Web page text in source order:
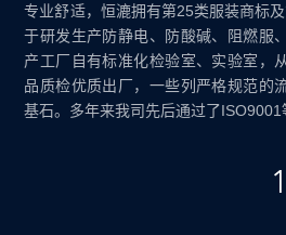
专业舒适，恒漉拥有第25类服装商标
于研发生产防静电、防酸碱、阻燃服
产工厂自有标准化检验室、实验室，
品质检优质出厂，一些列严格规范的
基石。多年来我司先后通过了ISO9001